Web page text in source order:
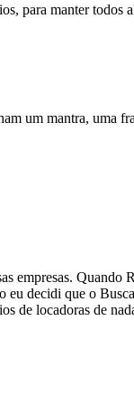
para manter todos
um mantra, uma
empresas.
decidi que o
de locadoras de